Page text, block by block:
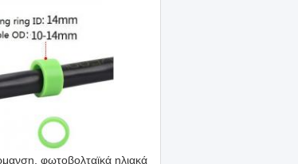
φωτοβολταϊκά ηλιακά